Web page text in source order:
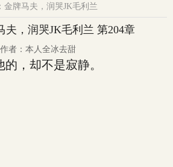
金牌马夫，润哭JK毛利兰
夫，润哭JK毛利兰 第204章
作者：本人全冰去甜
，却不是寂静。